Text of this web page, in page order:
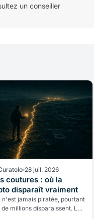
un conseiller
28 juil. 2026
coutures : où la
disparaît vraiment
n'est jamais piratée, pourtant
millions disparaissent. Le